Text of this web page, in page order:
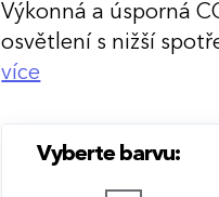
Výkonná a úsporná
osvětlení s nižší
více
Vyberte barvu: